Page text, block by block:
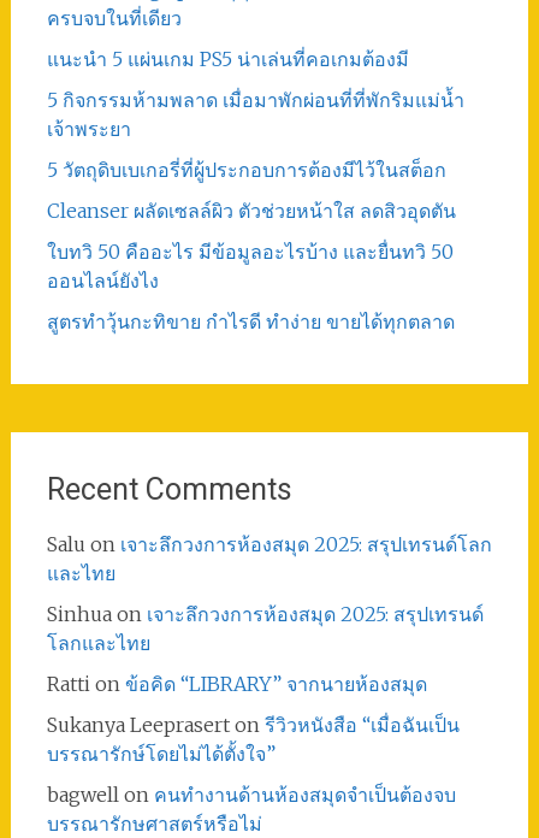
ครบจบในที่เดียว
แนะนำ 5 แผ่นเกม PS5 น่าเล่นที่คอเกมต้องมี
5 กิจกรรมห้ามพลาด เมื่อมาพักผ่อนที่ที่พักริมแม่น้ำ
เจ้าพระยา
5 วัตถุดิบเบเกอรี่ที่ผู้ประกอบการต้องมีไว้ในสต็อก
Cleanser ผลัดเซลล์ผิว ตัวช่วยหน้าใส ลดสิวอุดตัน
ใบทวิ 50 คืออะไร มีข้อมูลอะไรบ้าง และยื่นทวิ 50
ออนไลน์ยังไง
สูตรทําวุ้นกะทิขาย กำไรดี ทำง่าย ขายได้ทุกตลาด
Recent Comments
Salu on เจาะลึกวงการห้องสมุด 2025: สรุปเทรนด์โลก
และไทย
Sinhuaon เจาะลึกวงการห้องสมุด 2025: สรุปเทรนด์
โลกและไทย
Rattion ข้อคิด “LIBRARY” จากนายห้องสมุด
Sukanya Leepraserton รีวิวหนังสือ “เมื่อฉันเป็น
บรรณารักษ์โดยไม่ได้ตั้งใจ”
bagwellon คนทำงานด้านห้องสมุดจำเป็นต้องจบ
บรรณารักษศาสตร์หรือไม่